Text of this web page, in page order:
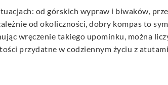
od górskich wypraw i biwaków,
od okoliczności, dobry kompas to
wręczenie takiego upominku, można
przydatne w codziennym życiu z